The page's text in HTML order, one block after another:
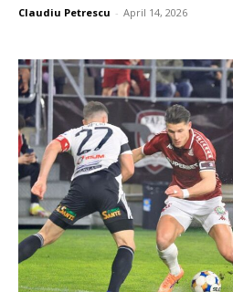
Claudiu Petrescu - April 14, 2026